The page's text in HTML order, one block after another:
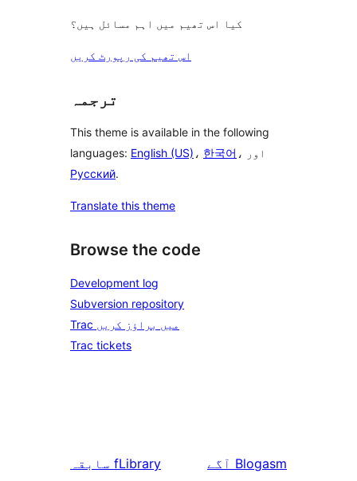
کیا اس تھیم میں اہم مسائل ہیں؟
اس تھیم کی رپورٹ کریں
ترجمہ
This theme is available in the following
languages: English (US) ، 한국어
، اور
Русский.
Translate this theme
Browse the code
Development log
Subversion repository
Trac میں براؤز کریں
Trac tickets
سابقہ fLibrary آگے Blogasm